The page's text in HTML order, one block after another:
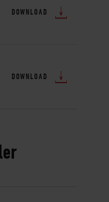
DOWNLOAD
DOWNLOAD